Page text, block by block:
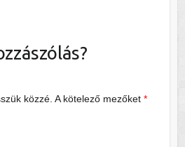
közzé. A kötelező mezőket *